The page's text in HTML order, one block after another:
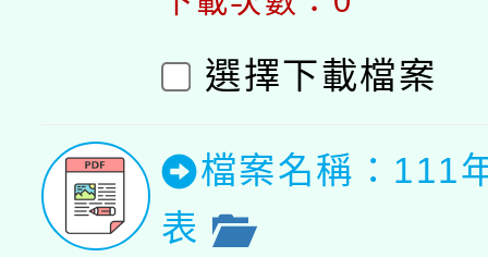
選擇下載檔案
檔案名稱：111
表